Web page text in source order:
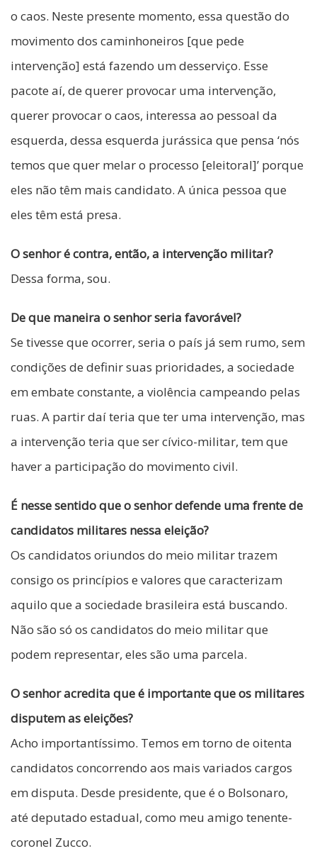
o caos. Neste presente momento, essa questão do
movimento dos caminhoneiros [que pede
intervenção] está fazendo um desserviço. Esse
pacote aí, de querer provocar uma intervenção,
querer provocar o caos, interessa ao pessoal da
esquerda, dessa esquerda jurássica que pensa ‘nós
temos que quer melar o processo [eleitoral]’ porque
eles não têm mais candidato. A única pessoa que
eles têm está presa.
O senhor é contra, então, a intervenção militar?
Dessa forma, sou.
De que maneira o senhor seria favorável?
Se tivesse que ocorrer, seria o país já sem rumo, sem
condições de definir suas prioridades, a sociedade
em embate constante, a violência campeando pelas
ruas. A partir daí teria que ter uma intervenção, mas
a intervenção teria que ser cívico-militar, tem que
haver a participação do movimento civil.
É nesse sentido que o senhor defende uma frente de
candidatos militares nessa eleição?
Os candidatos oriundos do meio militar trazem
consigo os princípios e valores que caracterizam
aquilo que a sociedade brasileira está buscando.
Não são só os candidatos do meio militar que
podem representar, eles são uma parcela.
O senhor acredita que é importante que os militares
disputem as eleições?
Acho importantíssimo. Temos em torno de oitenta
candidatos concorrendo aos mais variados cargos
em disputa. Desde presidente, que é o Bolsonaro,
até deputado estadual, como meu amigo tenente-
coronel Zucco.